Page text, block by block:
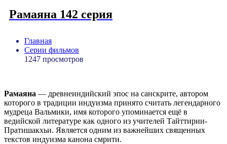
Рамаяна 142 серия
Главная
Серии фильмов
1247 просмотров
Рамаяна — древнеиндийский эпос на санскрите, автором
которого в традиции индуизма принято считать легендарного
мудреца Вальмики, имя которого упоминается ещё в
ведийской литературе как одного из учителей Тайттирии-
Пратишакхьи. Является одним из важнейших священных
текстов индуизма канона смрити.